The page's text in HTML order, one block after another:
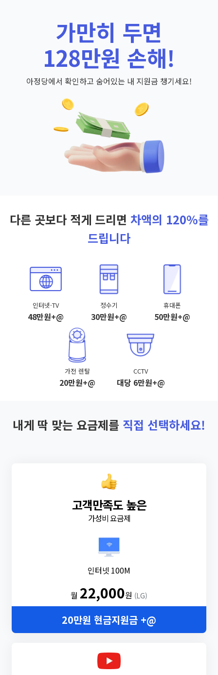
가만히 두면
128만원 손해!
아정당에서 확인하고 숨어있는 내 지원금 챙기세요!
다른 곳보다 적게 드리면 차액의 120%를
드립니다
인터넷·TV
48만원+@
정수기
30만원+@
휴대폰
50만원+@
가전 렌탈
20만원+@
CCTV
대당 6만원+@
내게 딱 맞는 요금제를 직접 선택하세요!
고객만족도 높은
가성비 요금제
인터넷 100M
월 22,000원 (LG)
20만원 현금지원금 +@